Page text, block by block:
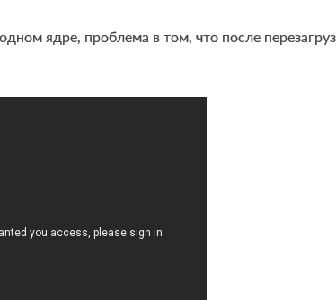
ядре, проблема в том, что после